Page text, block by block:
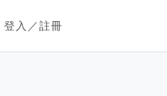
登入／註冊